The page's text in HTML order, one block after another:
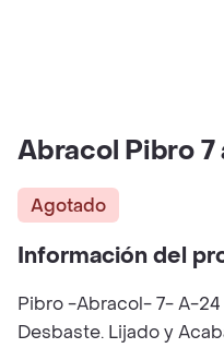
Abracol Pibro 7
Agotado
Información del
Pibro -Abracol- 7- A-24
Desbaste. Lijado y